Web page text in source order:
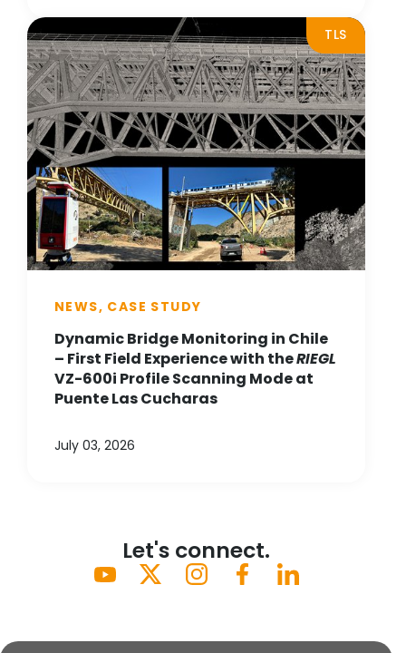
TLS
NEWS, CASE STUDY
Dynamic Bridge Monitoring in Chile
– First Field Experience with theRIEGL
VZ-600i Profile Scanning Mode at
Puente Las Cucharas
July 03, 2026
Let's connect.